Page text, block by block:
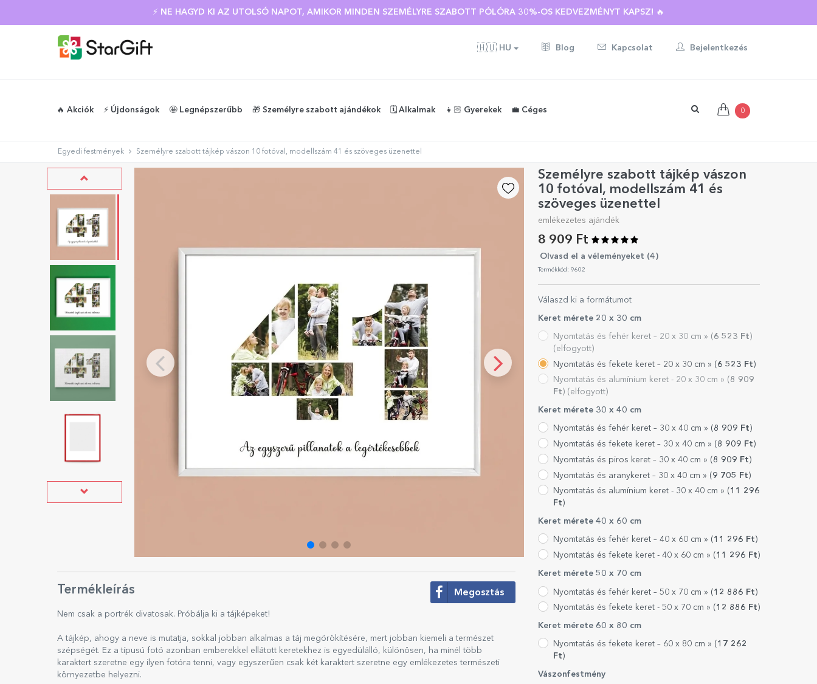
⚡ NE HAGYD KI AZ UTOLSÓ NAPOT, AMIKOR MINDEN SZEMÉLYRE SZABOTT PÓLÓRA 30%-OS KEDVEZMÉNYT KAPSZ! 🔥
NYÁRI KIÁRUSÍTÁS 🌴 AKÁR 40%-OS KEDVEZMÉNY TÖBB MINT 100 SZEMÉLYRE SZABOTT AJÁNDÉKRA ☀️
🇭🇺 HU Blog Kapcsolat Bejelentkezés
🔥 Akciók ⚡️ Újdonságok 🤩 Legnépszerűbb 🎁 Személyre szabott ajándékok 🗓️ Alkalmak 👧🏻 Gyerekek 💼 Céges 0
Egyedi festmények Személyre szabott tájkép vászon 10 fotóval, modellszám 41 és szöveges üzenettel
Személyre szabott tájkép vászon
10 fotóval, modellszám 41 és
szöveges üzenettel
emlékezetes ajándék
8 909 Ft
Olvasd el a véleményeket (4 )
Termékkód: 9602
Válaszd ki a formátumot
Keret mérete 20 x 30 cm
Nyomtatás és fehér keret – 20 x 30 cm » ( 6 523 Ft )
(elfogyott)
Nyomtatás és fekete keret – 20 x 30 cm » (6 523 Ft)
Nyomtatás és alumínium keret - 20 x 30 cm » (8 909
Ft) (elfogyott)
Keret mérete 30 x 40 cm
Nyomtatás és fehér keret – 30 x 40 cm » ( 8 909 Ft )
Nyomtatás és fekete keret – 30 x 40 cm » ( 8 909 Ft )
Nyomtatás és piros keret – 30 x 40 cm » (8 909 Ft)
Nyomtatás és aranykeret – 30 x 40 cm » (9 705 Ft)
Nyomtatás és alumínium keret - 30 x 40 cm » (11 296
Ft)
Keret mérete 40 x 60 cm
Nyomtatás és fehér keret – 40 x 60 cm » ( 11 296 Ft )
Nyomtatás és fekete keret - 40 x 60 cm » ( 11 296 Ft )
Keret mérete 50 x 70 cm
Nyomtatás és fehér keret – 50 x 70 cm » (12 886 Ft)
Nyomtatás és fekete keret - 50 x 70 cm » ( 12 886 Ft )
Keret mérete 60 x 80 cm
Nyomtatás és fekete keret – 60 x 80 cm » ( 17 262
Ft )
Vászonfestmény
Termékleírás Megosztás
Nem csak a portrék divatosak. Próbálja ki a tájképeket!
A tájkép, ahogy a neve is mutatja, sokkal jobban alkalmas a táj megörökítésére, mert jobban kiemeli a természet
szépségét. Ez a típusú fotó azonban emberekkel ellátott keretekhez is egyedülálló, különösen, ha minél több
karaktert szeretne egy ilyen fotóra tenni, vagy egyszerűen csak két karaktert szeretne egy emlékezetes természeti
környezetbe helyezni.